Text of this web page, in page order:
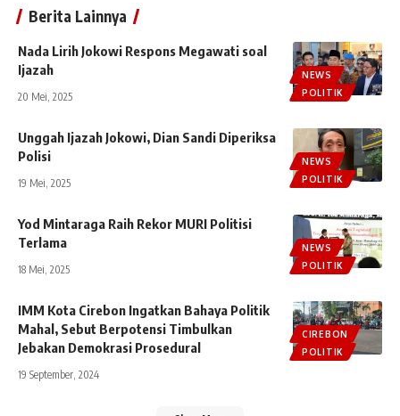
Berita Lainnya
NEWS
POLITIK
Nada Lirih Jokowi Respons Megawati soal
Ijazah
20 Mei, 2025
NEWS
POLITIK
Unggah Ijazah Jokowi, Dian Sandi Diperiksa
Polisi
19 Mei, 2025
NEWS
POLITIK
Yod Mintaraga Raih Rekor MURI Politisi
Terlama
18 Mei, 2025
CIREBON
POLITIK
IMM Kota Cirebon Ingatkan Bahaya Politik
Mahal, Sebut Berpotensi Timbulkan
Jebakan Demokrasi Prosedural
19 September, 2024